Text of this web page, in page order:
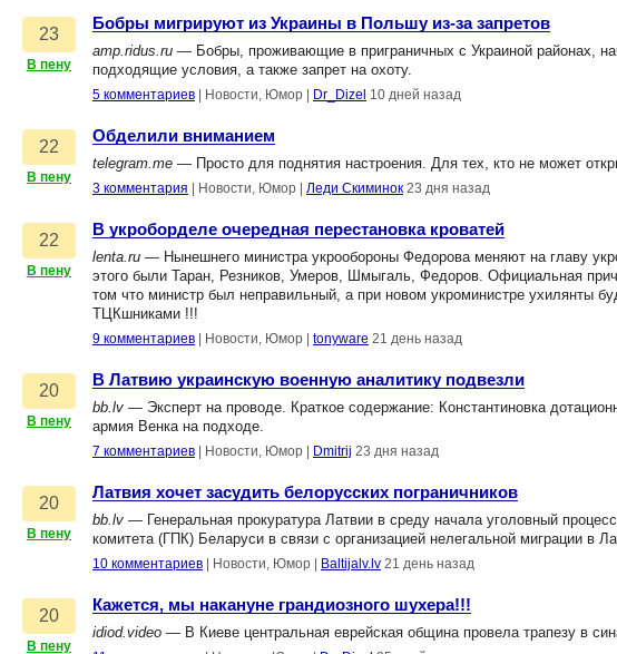
23
В пену
Бобры мигрируют из Украины в Польшу из-за запретов
amp.ridus.ru — Бобры, проживающие в приграничных с Украиной районах,
подходящие условия, а также запрет на охоту.
5 комментариев Новости, Юмор Dr_Dizel 10 дней назад
22
В пену
Обделили вниманием
telegram.me — Просто для поднятия настроения. Для тех, кто не может
3 комментария Новости, Юмор Леди Скиминок 23 дня назад
22
В пену
В укроборделе очередная перестановка кроватей
lenta.ru — Нынешнего министра укрообороны Федорова меняют на главу
этого были Таран, Резников, Умеров, Шмыгаль, Федоров. Официальная
том что министр был неправильный, а при новом укроминистре ухилянты
ТЦКшниками !!!
9 комментариев Новости, Юмор tonyware 21 день назад
20
В пену
В Латвию украинскую военную аналитику подвезли
bb.lv — Эксперт на проводе. Краткое содержание: Константиновка
армия Венка на подходе.
7 комментариев Новости, Юмор Dmitrij 23 дня назад
20
В пену
Латвия хочет засудить белорусских пограничников
bb.lv — Генеральная прокуратура Латвии в среду начала уголовный
комитета (ГПК) Беларуси в связи с организацией нелегальной миграции в
10 комментариев Новости, Юмор Baltijalv.lv 21 день назад
20
В пену
Кажется, мы накануне грандиозного шухера!!!
idiod.video — В Киеве центральная еврейская община провела трапезу в